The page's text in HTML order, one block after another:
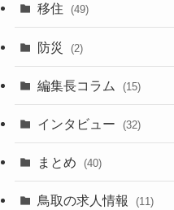
移住 (49)
防災 (2)
編集長コラム (15)
インタビュー (32)
まとめ (40)
鳥取の求人情報 (11)